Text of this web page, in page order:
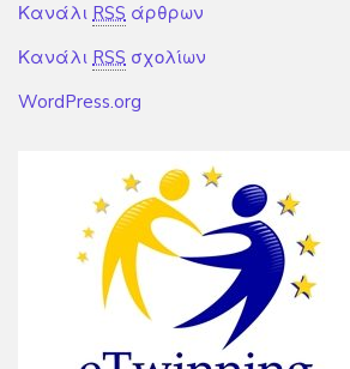
Κανάλι RSS άρθρων
Κανάλι RSS σχολίων
WordPress.org